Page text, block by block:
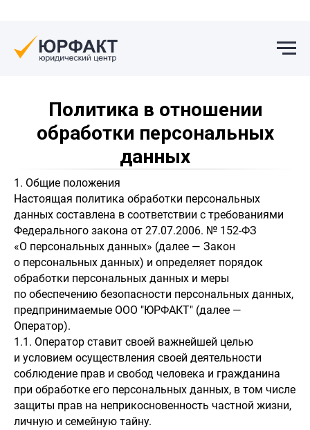
Политика в отношении
обработки персональных
данных
1. Общие положения
Настоящая политика обработки персональных
данных составлена в соответствии с требованиями
Федерального закона от 27.07.2006. № 152-ФЗ
«О персональных данных» (далее — Закон
о персональных данных) и определяет порядок
обработки персональных данных и меры
по обеспечению безопасности персональных данных,
предпринимаемые ООО "ЮРФАКТ" (далее —
Оператор).
1.1. Оператор ставит своей важнейшей целью
и условием осуществления своей деятельности
соблюдение прав и свобод человека и гражданина
при обработке его персональных данных, в том числе
защиты прав на неприкосновенность частной жизни,
личную и семейную тайну.